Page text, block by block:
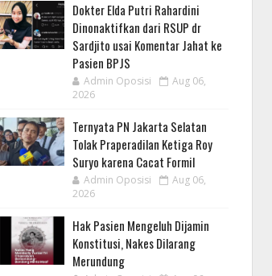
Dokter Elda Putri Rahardini
Dinonaktifkan dari RSUP dr
Sardjito usai Komentar Jahat ke
Pasien BPJS
Admin Oposisi
Aug 06,
2026
Ternyata PN Jakarta Selatan
Tolak Praperadilan Ketiga Roy
Suryo karena Cacat Formil
Admin Oposisi
Aug 06,
2026
Hak Pasien Mengeluh Dijamin
Konstitusi, Nakes Dilarang
Merundung